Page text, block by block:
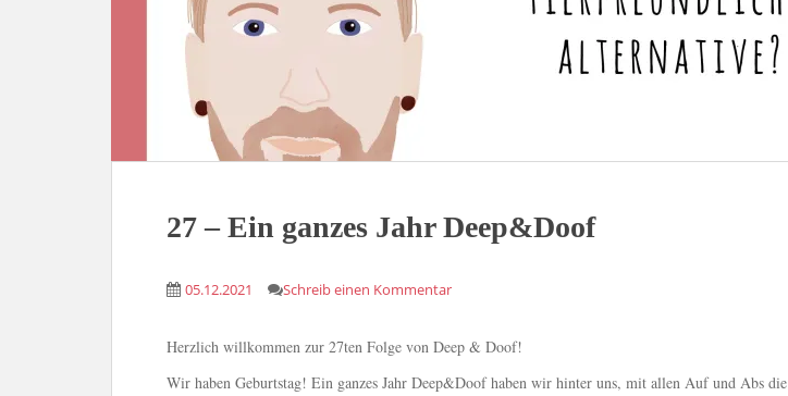
27 – Ein ganzes Jahr Deep&Doof
05.12.2021 Schreib einen Kommentar
Herzlich willkommen zur 27ten Folge von Deep & Doof!
Wir haben Geburtstag! Ein ganzes Jahr Deep&Doof haben wir hinter uns, mit allen Auf und Abs die